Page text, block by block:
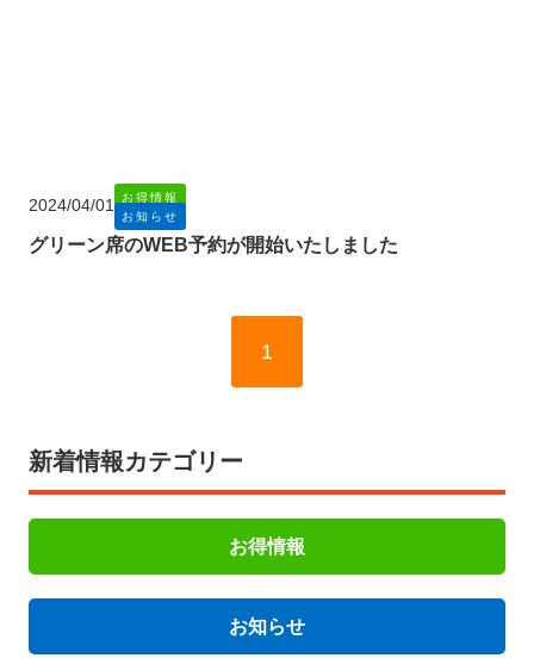
2024/04/01
お得情報
お知らせ
グリーン席のWEB予約が開始いたしました
1
新着情報カテゴリー
お得情報
お知らせ